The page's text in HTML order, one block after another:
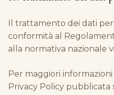
Il trattamento dei dati
conformità al
alla normativa nazionale
Per maggiori
Privacy Policy pubblicata